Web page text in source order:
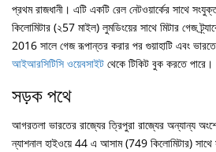
প্রথম রাজধানী। এটি একটি রেল নেটওয়ার্কের সাথে
কিলোমিটার (২57 মাইল) লুমডিংয়ের সাথে মিটার গেজ
2016 সালে গেজ রূপান্তর করার পর গুয়াহাটি এবং ভারতের
আইআরসিটিসি ওয়েবসাইটথেকে টিকিট বুক করতে পারে।
সড়ক পথে
আগরতলা ভারতের রাজ্যের ত্রিপুরা রাজ্যের অন্যান্য
ন্যাশনাল হাইওয়ে 44 এ আসাম (749 কিলোমিটার)